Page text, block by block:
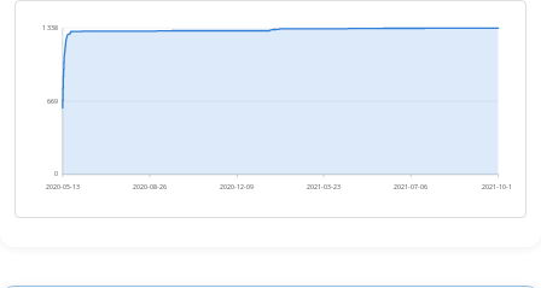
0
669
1 338
2020-05-13 2020-08-26 2020-12-09 2021-03-23 2021-07-06 2021-10-19